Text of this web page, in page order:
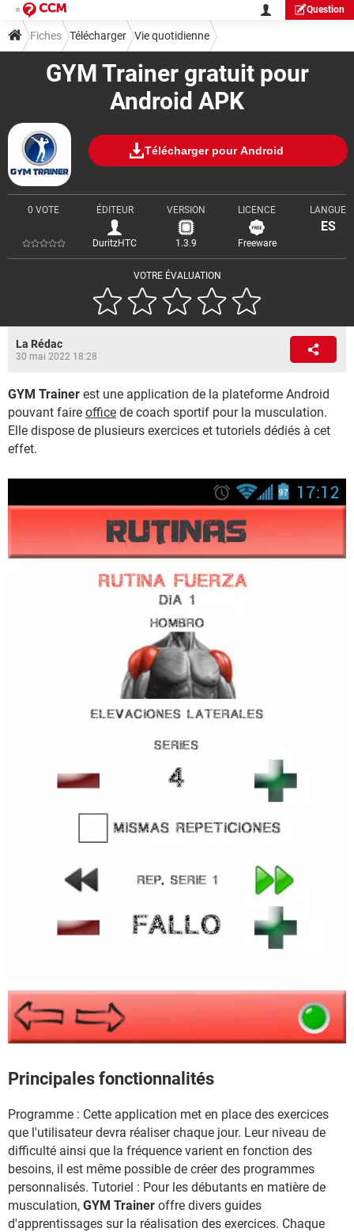
Question
GYM Trainer gratuit pour
Android APK
Télécharger pour Android
VOTRE ÉVALUATION
0 VOTE ÉDITEUR
DuritzHTC
VERSION
1.3.9
LICENCE
Freeware
LANGUE
ES
Fiches Télécharger Vie quotidienne
La Rédac
30 mai 2022 18:28
GYM Trainer est une application de la plateforme Android
pouvant faire office de coach sportif pour la musculation.
Elle dispose de plusieurs exercices et tutoriels dédiés à cet
effet.
Principales fonctionnalités
Programme : Cette application met en place des exercices
que l'utilisateur devra réaliser chaque jour. Leur niveau de
difficulté ainsi que la fréquence varient en fonction des
besoins, il est même possible de créer des programmes
personnalisés. Tutoriel : Pour les débutants en matière de
musculation, GYM Trainer offre divers guides
d'apprentissages sur la réalisation des exercices. Chaque